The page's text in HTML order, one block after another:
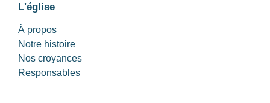
L'église
À propos
Notre histoire
Nos croyances
Responsables